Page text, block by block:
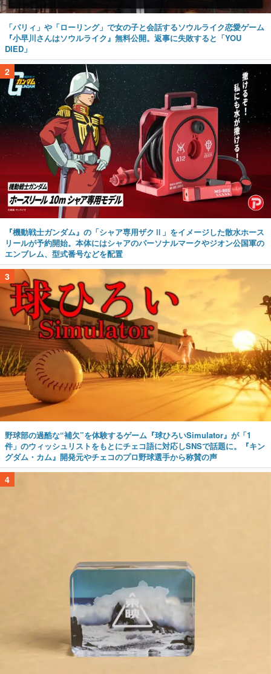
「パリィ」や「ローリング」で女の子と会話するソウルライク恋愛ゲーム
『小早川さんはソウルライク』無料公開。返事に失敗すると「YOU
DIED」
2
『機動戦士ガンダム』の「シャア専用ザクⅡ」をイメージした散水ホース
リールが予約開始。本体にはシャアのパーソナルマークやジオン公国軍の
エンブレム、型式番号などを配置
3
野球部の過酷な“補欠”を体験するゲーム『球ひろいSimulator』が「1
件」のウィッシュリストをもとにチェコ語に対応しSNSで話題に。『キン
グダム・カム』開発元やチェコのプロ野球選手から称賛の声
4